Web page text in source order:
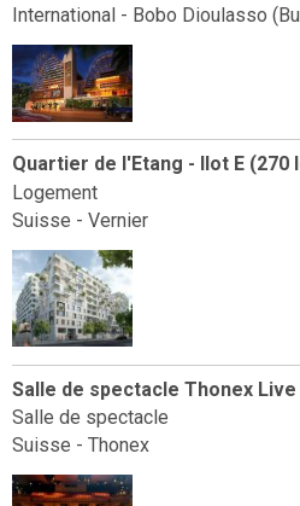
International - Bobo Dioulasso
Quartier de l'Etang - Ilot E (270
Logement
Suisse - Vernier
Salle de spectacle Thonex
Salle de spectacle
Suisse - Thonex